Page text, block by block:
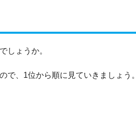
しょうか。
で、1位から順に見ていきましょう。